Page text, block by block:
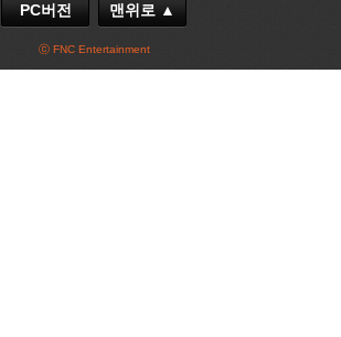
PC버전 맨위로 ▲
ⓒ FNC Entertainment